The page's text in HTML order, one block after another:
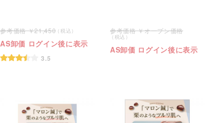
21,450
AS卸価 ログイン後に表示
3.5
オープン価格
AS卸価 ログイン後に表示